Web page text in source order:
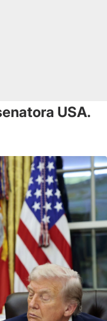
USA.